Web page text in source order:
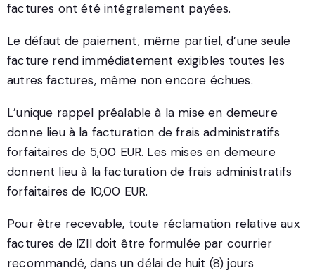
factures ont été intégralement payées.
Le défaut de paiement, même partiel, d’une seule
facture rend immédiatement exigibles toutes les
autres factures, même non encore échues.
L’unique rappel préalable à la mise en demeure
donne lieu à la facturation de frais administratifs
forfaitaires de 5,00 EUR. Les mises en demeure
donnent lieu à la facturation de frais administratifs
forfaitaires de 10,00 EUR.
Pour être recevable, toute réclamation relative aux
factures de IZII doit être formulée par courrier
recommandé, dans un délai de huit (8) jours